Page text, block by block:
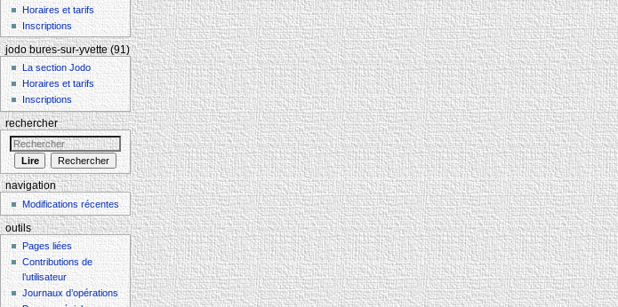
Horaires et tarifs
Inscriptions
jodo bures-sur-yvette (91)
La section Jodo
Horaires et tarifs
Inscriptions
rechercher
navigation
Modifications récentes
outils
Pages liées
Contributions de
l’utilisateur
Journaux d’opérations